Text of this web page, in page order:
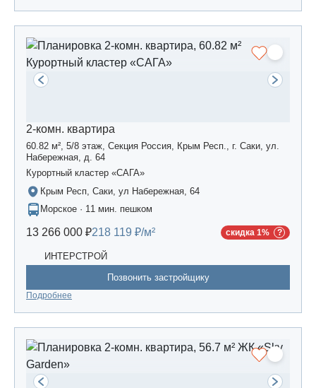
2-комн. квартира
60.82 м², 5/8 этаж, Секция Россия, Крым Респ., г. Саки, ул.
Набережная, д. 64
Курортный кластер «САГА»
Крым Респ, Саки, ул Набережная, 64
Морское · 11 мин. пешком
13 266 000 ₽218 119 ₽/м² скидка 1%
ИНТЕРСТРОЙ
Позвонить застройщику
Подробнее